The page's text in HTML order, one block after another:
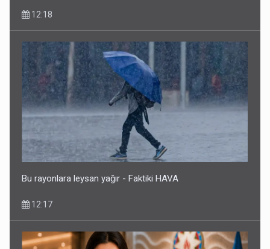
12:18
Bu rayonlara leysan yağır - Faktiki HAVA
12:17